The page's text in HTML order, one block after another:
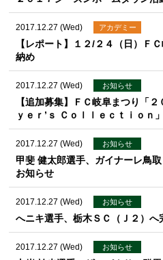
2017.12.27 (Wed) アカデミー
【レポート】１２/２４（日）Ｆ
納め
2017.12.27 (Wed) お知らせ
【追加募集】ＦＣ岐阜まつり「
ｙｅｒ’ｓ Ｃｏｌｌｅｃｔｉｏｎ
2017.12.27 (Wed) お知らせ
甲斐 健太郎選手、ガイナーレ鳥
お知らせ
2017.12.27 (Wed) お知らせ
へニキ選手、栃木ＳＣ（Ｊ２）へ
2017.12.27 (Wed) お知らせ